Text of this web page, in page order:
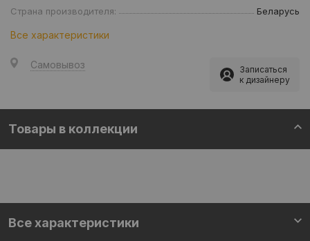
Страна производителя: Беларусь
Все характеристики
Самовывоз
Записаться
к дизайнеру
Товары в коллекции
Все характеристики